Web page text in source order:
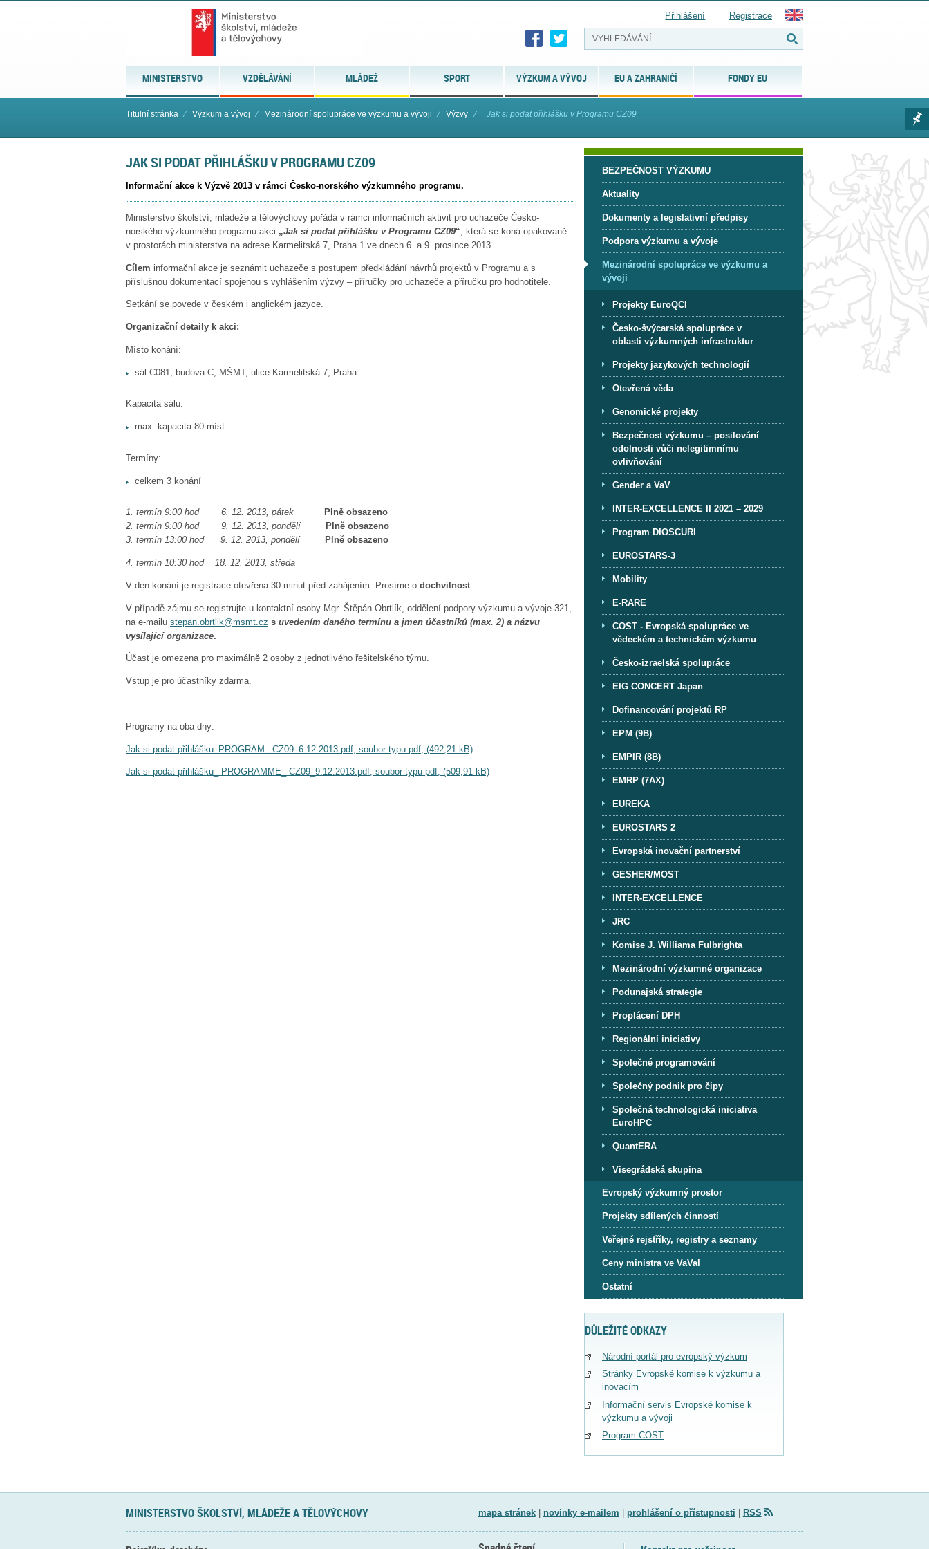
MINISTERSTVO VZDĚLÁVÁNÍ MLÁDEŽ SPORT VÝZKUM A VÝVOJ EU A ZAHRANIČÍ FONDY EU
Přihlášení Registrace
Titulní stránka ⁄ Výzkum a vývoj ⁄ Mezinárodní spolupráce ve výzkumu a vývoji ⁄ Výzvy ⁄ Jak si podat přihlášku v Programu CZ09
JAK SI PODAT PŘIHLÁŠKU V PROGRAMU CZ09
Informační akce k Výzvě 2013 v rámci Česko-norského výzkumného programu.
Ministerstvo školství, mládeže a tělovýchovy pořádá v rámci informačních aktivit pro uchazeče Česko-
norského výzkumného programu akci „Jak si podat přihlášku v Programu CZ09“ , která se koná opakovaně
v prostorách ministerstva na adrese Karmelitská 7, Praha 1 ve dnech 6. a 9. prosince 2013.
Cílem informační akce je seznámit uchazeče s postupem předkládání návrhů projektů v Programu a s
příslušnou dokumentací spojenou s vyhlášením výzvy – příručky pro uchazeče a příručku pro hodnotitele.
Setkání se povede v českém i anglickém jazyce.
Organizační detaily k akci:
Místo konání:
sál C081, budova C, MŠMT, ulice Karmelitská 7, Praha
Kapacita sálu:
max. kapacita 80 míst
Termíny:
celkem 3 konání
1. termín 9:00 hod 6. 12. 2013, pátek
Plně obsazeno
2. termín 9:00 hod 9. 12. 2013, pondělí
Plně obsazeno
3. termín 13:00 hod 9. 12. 2013, pondělí
Plně obsazeno
4. termín 10:30 hod 18. 12. 2013, středa
V den konání je registrace otevřena 30 minut před zahájením. Prosíme o dochvilnost
V případě zájmu se registrujte u kontaktní osoby Mgr. Štěpán Obrtlík, oddělení podpory výzkumu a vývoje 321,
na e-mailu stepan.obrtlik@msmt.cz s uvedením daného termínu a jmen účastníků (max. 2) a názvu
vysílající organizace.
Účast je omezena pro maximálně 2 osoby z jednotlivého řešitelského týmu.
Vstup je pro účastníky zdarma.
Programy na oba dny:
Jak si podat přihlášku_PROGRAM_ CZ09_6.12.2013.pdf, soubor typu pdf, (492,21 kB)
Jak si podat přihlášku_ PROGRAMME_ CZ09_9.12.2013.pdf, soubor typu pdf, (509,91 kB)
BEZPEČNOST VÝZKUMU
Aktuality
Dokumenty a legislativní předpisy
Podpora výzkumu a vývoje
Mezinárodní spolupráce ve výzkumu a
vývoji
Projekty EuroQCI
Česko-švýcarská spolupráce v
oblasti výzkumných infrastruktur
Projekty jazykových technologií
Otevřená věda
Genomické projekty
Bezpečnost výzkumu – posilování
odolnosti vůči nelegitimnímu
ovlivňování
Gender a VaV
INTER-EXCELLENCE II 2021 – 2029
Program DIOSCURI
EUROSTARS-3
Mobility
E-RARE
COST - Evropská spolupráce ve
vědeckém a technickém výzkumu
Česko-izraelská spolupráce
EIG CONCERT Japan
Dofinancování projektů RP
EPM (9B)
EMPIR (8B)
EMRP (7AX)
EUREKA
EUROSTARS 2
Evropská inovační partnerství
GESHER/MOST
INTER-EXCELLENCE
JRC
Komise J. Williama Fulbrighta
Mezinárodní výzkumné organizace
Podunajská strategie
Proplácení DPH
Regionální iniciativy
Společné programování
Společný podnik pro čipy
Společná technologická iniciativa
EuroHPC
QuantERA
Visegrádská skupina
Evropský výzkumný prostor
Projekty sdílených činností
Veřejné rejstříky, registry a seznamy
Ceny ministra ve VaVaI
Ostatní
DŮLEŽITÉ ODKAZY
Národní portál pro evropský výzkum
Stránky Evropské komise k výzkumu a
inovacím
Informační servis Evropské komise k
výzkumu a vývoji
Program COST
MINISTERSTVO ŠKOLSTVÍ, MLÁDEŽE A TĚLOVÝCHOVY mapa stránek| novinky e-mailem prohlášení o přístupnosti RSS